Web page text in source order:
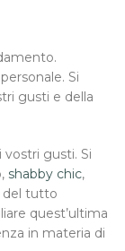
Si
gusti e della
gusti. Si
shabby chic,
del tutto
quest’ultima
in materia di